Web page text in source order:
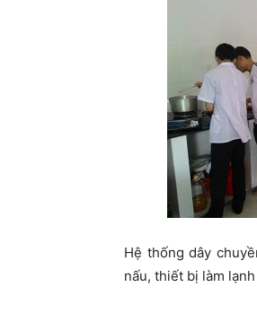
Hệ thống dây
nấu, thiết bị làm